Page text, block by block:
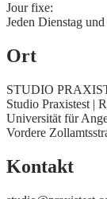
Jour fixe:
Jeden Dienstag
Ort
STUDIO
Studio Praxistest |
Universität für
Vordere
Kontakt